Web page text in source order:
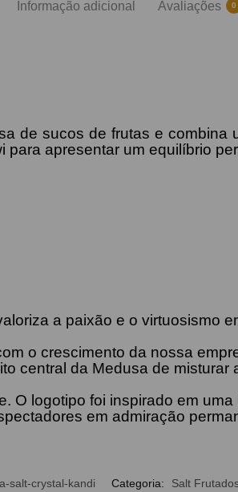
Informação adicional Avaliações 0
de sucos de frutas e
apresentar um equilíbrio
a paixão e o virtuosismo
o crescimento da nossa
central da Medusa de
O logotipo foi inspirado em
em admiração
salt-crystal-kandi Categoria: Salt